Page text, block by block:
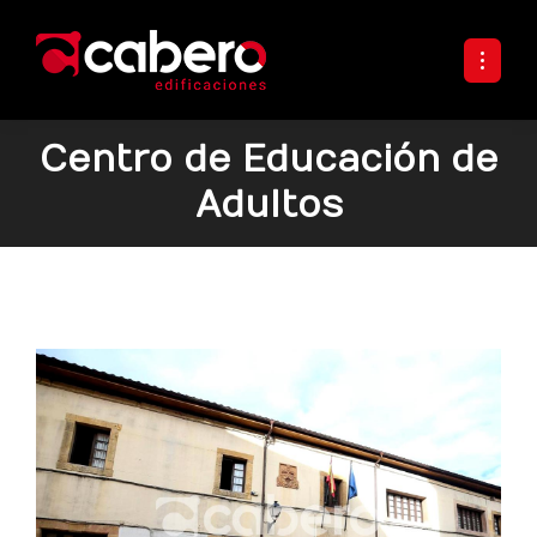
Centro de Educación de
Adultos